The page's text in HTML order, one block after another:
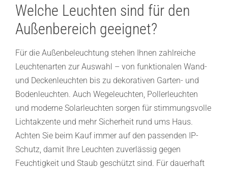
Welche Leuchten sind für den
Außenbereich geeignet?
Für die Außenbeleuchtung stehen Ihnen zahlreiche
Leuchtenarten zur Auswahl – von funktionalen Wand-
und Deckenleuchten bis zu dekorativen Garten- und
Bodenleuchten. Auch Wegeleuchten, Pollerleuchten
und moderne Solarleuchten sorgen für stimmungsvolle
Lichtakzente und mehr Sicherheit rund ums Haus.
Achten Sie beim Kauf immer auf den passenden IP-
Schutz, damit Ihre Leuchten zuverlässig gegen
Feuchtigkeit und Staub geschützt sind. Für dauerhaft